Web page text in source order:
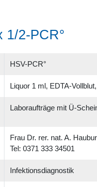
1/2-PCR°
HSV-PCR°
Liquor 1 ml, EDTA-
Laboraufträge mit Ü-
Frau Dr. rer. nat. A.
Tel: 0371 333 34501
Infektionsdiagnostik